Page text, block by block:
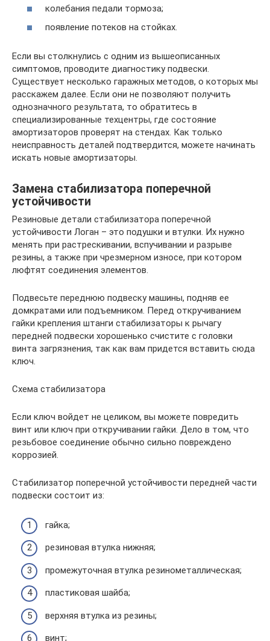
колебания педали тормоза;
появление потеков на стойках.
Если вы столкнулись с одним из вышеописанных
симптомов, проводите диагностику подвески.
Существует несколько гаражных методов, о которых мы
расскажем далее. Если они не позволяют получить
однозначного результата, то обратитесь в
специализированные техцентры, где состояние
амортизаторов проверят на стендах. Как только
неисправность деталей подтвердится, можете начинать
искать новые амортизаторы.
Замена стабилизатора поперечной
устойчивости
Резиновые детали стабилизатора поперечной
устойчивости Логан – это подушки и втулки. Их нужно
менять при растрескивании, вспучивании и разрыве
резины, а также при чрезмерном износе, при котором
люфтят соединения элементов.
Подвесьте переднюю подвеску машины, подняв ее
домкратами или подъемником. Перед откручиванием
гайки крепления штанги стабилизаторы к рычагу
передней подвески хорошенько счистите с головки
винта загрязнения, так как вам придется вставить сюда
ключ.
Схема стабилизатора
Если ключ войдет не целиком, вы можете повредить
винт или ключ при откручивании гайки. Дело в том, что
резьбовое соединение обычно сильно повреждено
коррозией.
Стабилизатор поперечной устойчивости передней части
подвески состоит из:
гайка;
резиновая втулка нижняя;
промежуточная втулка резинометаллическая;
пластиковая шайба;
верхняя втулка из резины;
винт;